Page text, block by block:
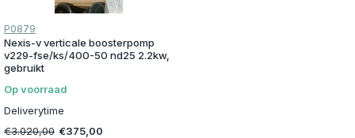
P0879
Nexis-v verticale boosterpomp
v229-fse/ks/400-50 nd25 2.2kw,
gebruikt
Op voorraad
Deliverytime
€3.020,00 €375,00